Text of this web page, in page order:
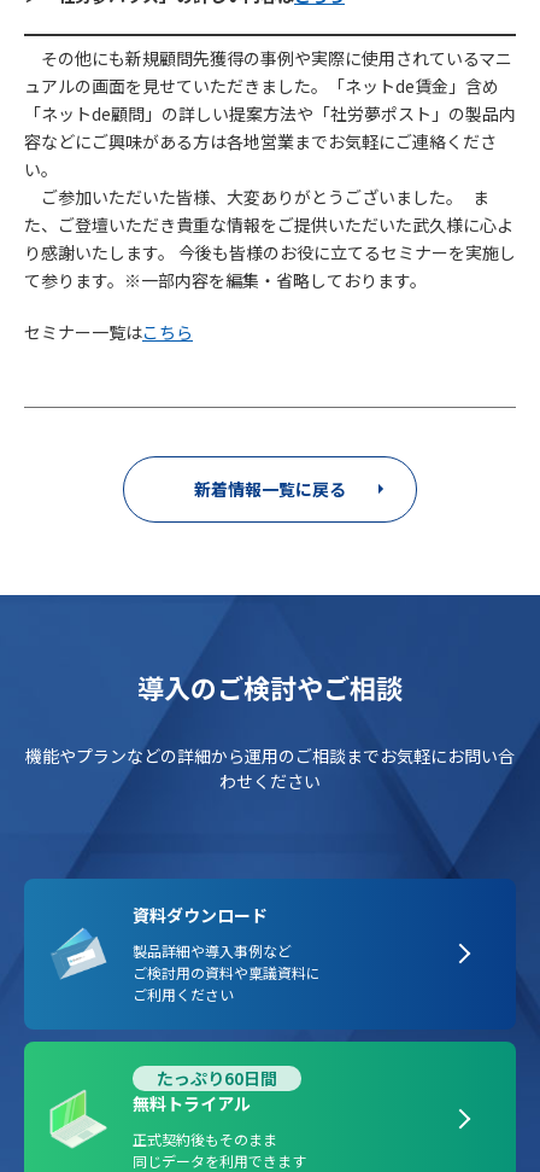
その他にも新規顧問先獲得の事例や実際に使用されているマニ
ュアルの画面を見せていただきました。「ネットde賃金」含め
「ネットde顧問」の詳しい提案方法や「社労夢ポスト」の製品内
容などにご興味がある方は各地営業までお気軽にご連絡くださ
い。
ご参加いただいた皆様、大変ありがとうございました。 ま
た、ご登壇いただき貴重な情報をご提供いただいた武久様に心よ
り感謝いたします。 今後も皆様のお役に立てるセミナーを実施し
て参ります。※一部内容を編集・省略しております。
セミナー一覧はこちら
新着情報一覧に戻る
導入のご検討やご相談
機能やプランなどの詳細から運用のご相談までお気軽にお問い合
わせください
資料ダウンロード
製品詳細や導入事例など
ご検討用の資料や稟議資料に
ご利用ください
たっぷり60日間
無料トライアル
正式契約後もそのまま
同じデータを利用できます